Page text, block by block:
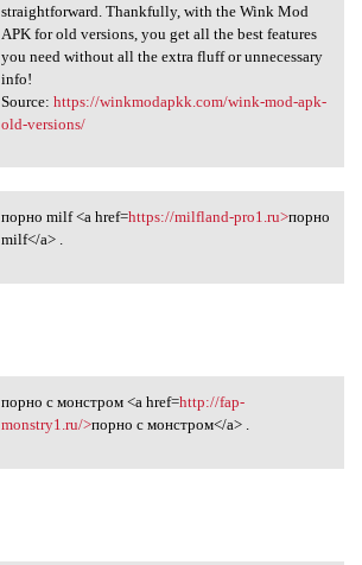
straightforward. Thankfully, with the Wink Mod
APK for old versions, you get all the best features
you need without all the extra fluff or unnecessary
info!
Source: https://winkmodapkk.com/wink-mod-apk-
old-versions/
milf <a href=https:/
порно milf <a href=https://milfland-pro1.ru>порно
milf</a> .
с монстром <a href=http
порно с монстром <a href=http://fap-
monstry1.ru/>порно с монстром</a> .